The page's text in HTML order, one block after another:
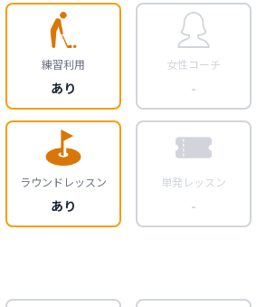
練習利用
あり
女性コーチ
-
ラウンドレッスン
あり
単発レッスン
-